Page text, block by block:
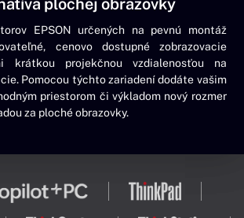
plochej obrazovky
EPSON určených na pevnú montáž
cenovo dostupné zobrazovacie
krátkou projekčnou vzdialenosťou na
Pomocou týchto zariadení dodáte vašim
priestorom či výkladom nový rozmer
za ploché obrazovky.